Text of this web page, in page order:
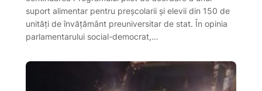
suport alimentar pentru preşcolarii şi elevii din 150 de
unităţi de învăţământ preuniversitar de stat. În opinia
parlamentarului social-democrat,…